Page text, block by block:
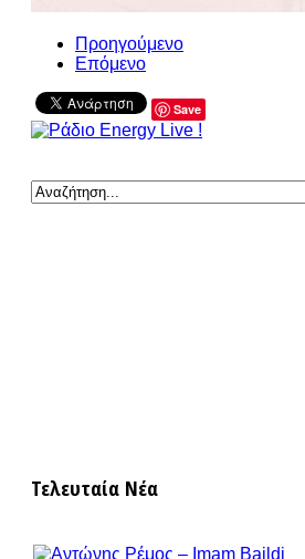
Προηγούμενο
Επόμενο
Save
Τελευταία Νέα